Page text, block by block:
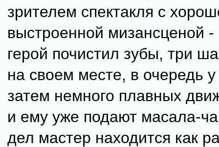
зрителем спектакля с
выстроенной мизансценой -
герой почистил зубы, три
на своем месте, в очередь у
затем немного плавных
и ему уже подают масала-
дел мастер находится как